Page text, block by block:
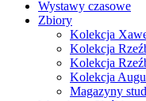
Wystawy czasowe
Zbiory
Kolekcja
Kolekcja
Kolekcja
Kolekcja
Magazyny